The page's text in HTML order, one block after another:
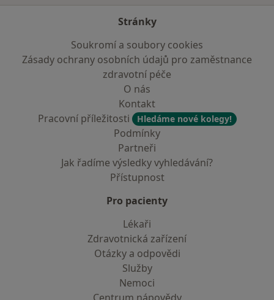
Stránky
Soukromí a soubory cookies
Zásady ochrany osobních údajů pro zaměstnance
zdravotní péče
O nás
Kontakt
Pracovní příležitosti
Hledáme nové kolegy!
Podmínky
Partneři
Jak řadíme výsledky vyhledávání?
Přístupnost
Pro pacienty
Lékaři
Zdravotnická zařízení
Otázky a odpovědi
Služby
Nemoci